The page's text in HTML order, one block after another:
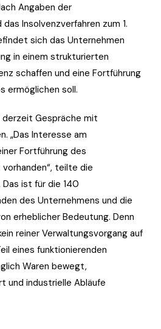
Angaben der
Insolvenzverfahren zum 1.
sich das Unternehmen
in einem strukturierten
schaffen und eine Fortführung
ermöglichen soll.
Gespräche mit
„Das Interesse am
Fortführung des
teilte die
ist für die 140
des Unternehmens und die
erheblicher Bedeutung. Denn
reiner Verwaltungsvorgang auf
eines funktionierenden
Waren bewegt,
und industrielle Abläufe